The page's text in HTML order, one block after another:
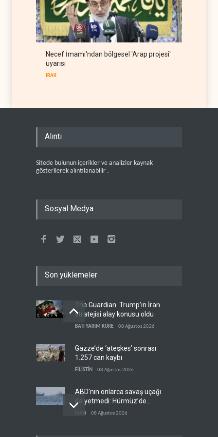
Necef İmamı'ndan bölgesel 'Arap projesi'
uyarısı
IRAK
Alıntı
Sitede bulunun içerikler ve analizler kaynak
gösterilerek alıntılanabilir .
Sosyal Medya
Son yüklemeler
The Guardian: Trump’ın İran
stratejisi alay konusu oldu
BATI YARIM KÜRE 08 Ağustos 2026
Gazze’de ‘ateşkes’ sonrası
1.257 can kaybı
FİLİSTİN 08 Ağustos 2026
ABD’nin onlarca savaş uçağı
da yetmedi: Hürmüz’de
gemi vuruldu
İRAN 08 Ağustos 2026